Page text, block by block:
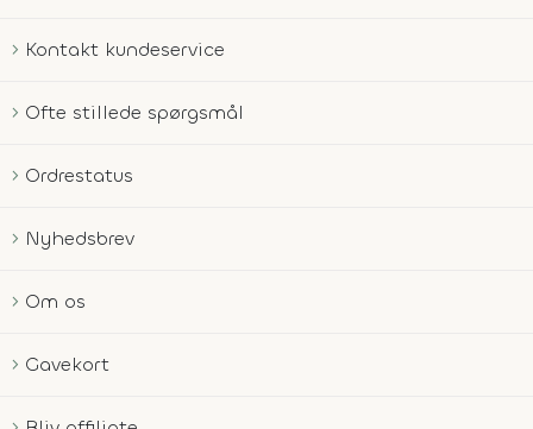
Kontakt kundeservice
Ofte stillede spørgsmål
Ordrestatus
Nyhedsbrev
Om os
Gavekort